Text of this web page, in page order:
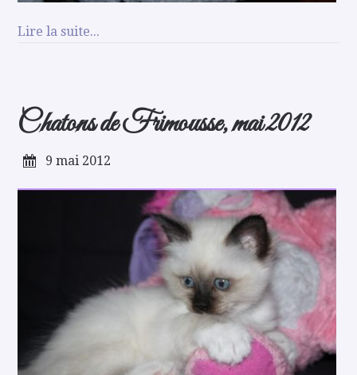
Lire la suite...
Chatons de Frimousse, mai 2012
9 mai 2012